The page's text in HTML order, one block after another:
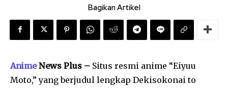
Bagikan Artikel
AnimeNews Plus – Situs resmi anime “Eiyuu
Moto,” yang berjudul lengkap Dekisokonai to